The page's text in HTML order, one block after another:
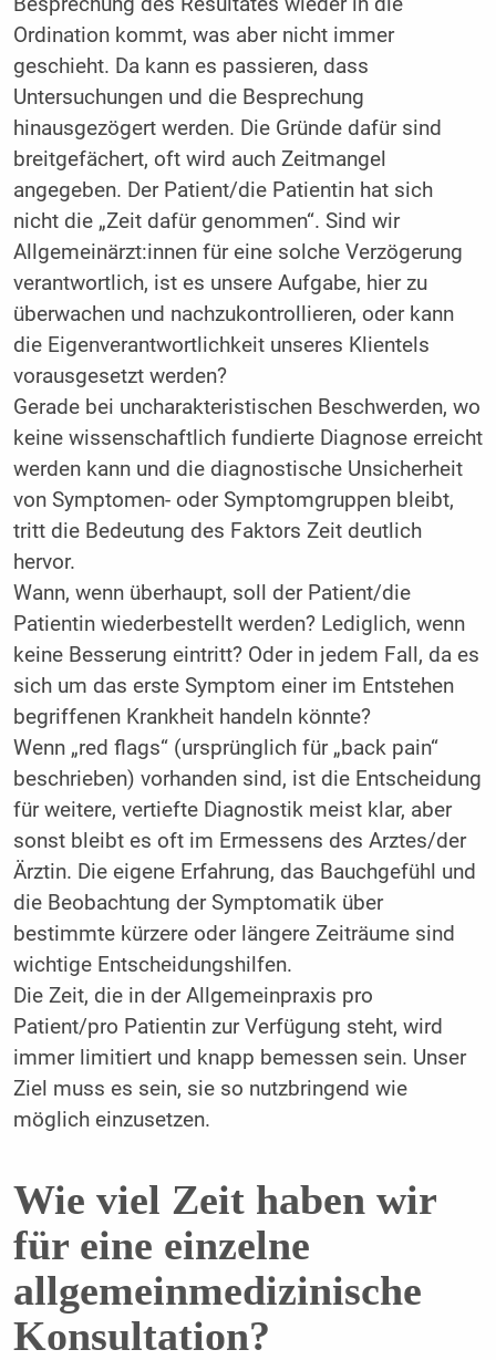
Ordination kommt, was aber nicht immer
geschieht. Da kann es passieren, dass
Untersuchungen und die Besprechung
hinausgezögert werden. Die Gründe dafür sind
breitgefächert, oft wird auch Zeitmangel
angegeben. Der Patient/die Patientin hat sich
nicht die „Zeit dafür genommen“. Sind wir
Allgemeinärzt:innen für eine solche Verzögerung
verantwortlich, ist es unsere Aufgabe, hier zu
überwachen und nachzukontrollieren, oder kann
die Eigenverantwortlichkeit unseres Klientels
vorausgesetzt werden?
Gerade bei uncharakteristischen Beschwerden, wo
keine wissenschaftlich fundierte Diagnose erreicht
werden kann und die diagnostische Unsicherheit
von Symptomen- oder Symptomgruppen bleibt,
tritt die Bedeutung des Faktors Zeit deutlich
hervor.
Wann, wenn überhaupt, soll der Patient/die
Patientin wiederbestellt werden? Lediglich, wenn
keine Besserung eintritt? Oder in jedem Fall, da es
sich um das erste Symptom einer im Entstehen
begriffenen Krankheit handeln könnte?
Wenn „red flags“ (ursprünglich für „back pain“
beschrieben) vorhanden sind, ist die Entscheidung
für weitere, vertiefte Diagnostik meist klar, aber
sonst bleibt es oft im Ermessens des Arztes/der
Ärztin. Die eigene Erfahrung, das Bauchgefühl und
die Beobachtung der Symptomatik über
bestimmte kürzere oder längere Zeiträume sind
wichtige Entscheidungshilfen.
Die Zeit, die in der Allgemeinpraxis pro
Patient/pro Patientin zur Verfügung steht, wird
immer limitiert und knapp bemessen sein. Unser
Ziel muss es sein, sie so nutzbringend wie
möglich einzusetzen.
Wie viel Zeit haben wir
für eine einzelne
allgemeinmedizinische
Konsultation?